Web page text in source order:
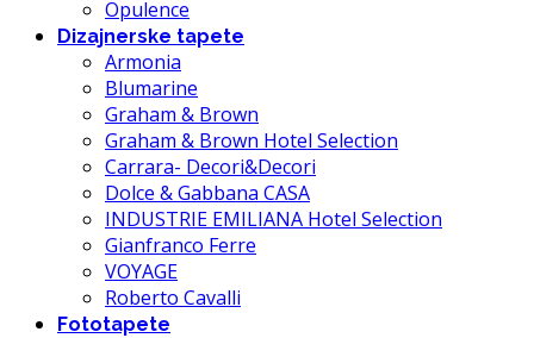
Opulence
Dizajnerske tapete
Armonia
Blumarine
Graham & Brown
Graham & Brown Hotel Selection
Carrara- Decori&Decori
Dolce & Gabbana CASA
INDUSTRIE EMILIANA Hotel Selection
Gianfranco Ferre
VOYAGE
Roberto Cavalli
Fototapete